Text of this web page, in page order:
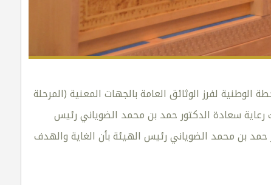
الوطنية لفرز الوثائق العامة بالجهات المعنية (المرحلة
وذلك تحت رعاية سعادة الدكتور حمد بن محمد الضوياني رئيس
حمد بن محمد الضوياني رئيس الهيئة بأن الغاية والهدف